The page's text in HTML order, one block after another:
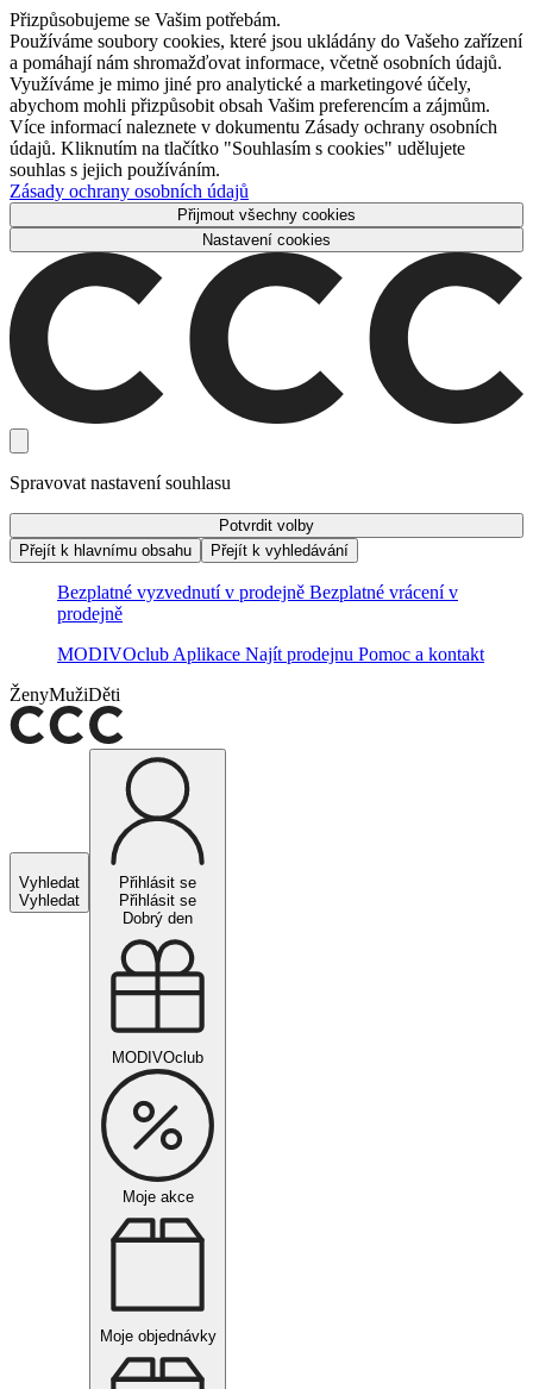
Přizpůsobujeme se Vašim potřebám.
Používáme soubory cookies, které jsou ukládány do Vašeho zařízení
a pomáhají nám shromažďovat informace, včetně osobních údajů.
Využíváme je mimo jiné pro analytické a marketingové účely,
abychom mohli přizpůsobit obsah Vašim preferencím a zájmům.
Více informací naleznete v dokumentu Zásady ochrany osobních
údajů. Kliknutím na tlačítko "Souhlasím s cookies" udělujete
souhlas s jejich používáním.
Zásady ochrany osobních údajů
Přijmout všechny cookies
Nastavení cookies
Spravovat nastavení souhlasu
Potvrdit volby
Přejít k hlavnímu obsahu
Přejít k vyhledávání
Bezplatné vyzvednutí v prodejně Bezplatné vrácení v
prodejně
MODIVOclub Aplikace Najít prodejnu Pomoc a kontakt
ŽenyMužiDěti
Vyhledat
Vyhledat
Přihlásit se
Přihlásit se
Dobrý den
MODIVOclub
Moje akce
Moje objednávky